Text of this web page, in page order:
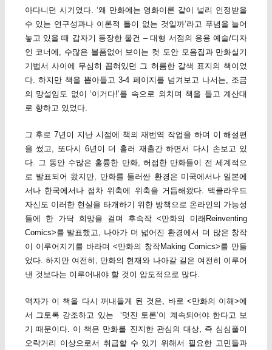
아다니던 시기였다. ‘왜 만화에는 영화이론 같이 널리 인정받을
수 있는 연구성과나 이론적 틀이 없는 것일까’라고 푸념을 늘어
놓고 있을 때 갑자기 등장한 물건 – 대형 서점의 응용 예술/디자
인 코너에, 수많은 볼품없어 보이는 컷 도안 모음집과 만화실기
기법서 사이에 무심히 꼽혀있던 그 허름한 갈색 표지의 책이었
다. 하지만 책을 뽑아들고 3-4 페이지를 넘겨보고 나서는, 조금
의 망설임도 없이 ‘이거다!’를 속으로 외치며 책을 들고 계산대
로 향하고 있었다.
그 후로 7년이 지난 시점에 책의 재번역 작업을 하며 이 해설편
을 썼고, 또다시 6년이 더 흘러 재출간 하면서 다시 손보고 있
다. 그 동안 수많은 훌륭한 만화, 허접한 만화들이 전 세계적으
로 발표되어 왔지만, 만화를 둘러싼 환경은 미국에서나 일본에
서나 한국에서나 점차 위축에 위축을 거듭해왔다. 맥클라우드
자신도 이러한 현실을 타개하기 위한 방책으로 온라인의 가능성
들에 한 가닥 희망을 걸며 후속작 <만화의 미래Reinventing
Comics>를 발표했고, 나아가 더 넓어진 환경에서 더 많은 창작
이 이루어지기를 바라며 <만화의 창작Making Comics>를 만들
었다. 하지만 여전히, 만화의 현재와 나아갈 길은 여전히 이루어
낸 것보다는 이루어내야 할 것이 압도적으로 많다.
역자가 이 책을 다시 꺼내들게 된 것은, 바로 <만화의 이해>에
서 그토록 강조하고 있는 ‘멋진 토론’이 계속되어야 한다고 보
기 때문이다. 이 책은 만화를 진지한 관심의 대상, 즉 심심풀이
오락거리 이상으로서 취급할 수 있기 위해서 필요한 고민들과